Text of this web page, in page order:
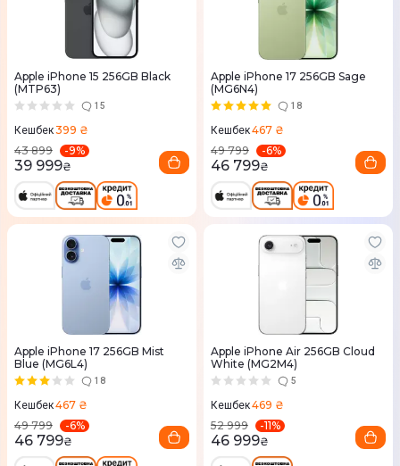
Apple iPhone 15 256GB Black
(MTP63)
15
Кешбек399 ₴
43 899
-9%
39 999₴
Apple iPhone 17 256GB Sage
(MG6N4)
18
Кешбек467 ₴
49 799
-6%
46 799₴
Apple iPhone 17 256GB Mist
Blue (MG6L4)
18
Кешбек467 ₴
49 799
-6%
46 799₴
Apple iPhone Air 256GB Cloud
White (MG2M4)
5
Кешбек469 ₴
52 999
-11%
46 999₴